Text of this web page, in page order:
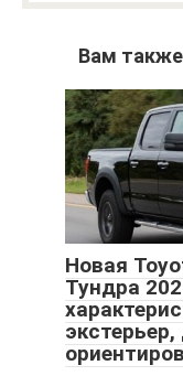
Вам
Новая
Тундра